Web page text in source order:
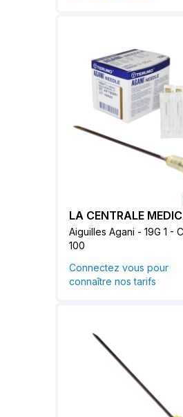
LA CENTRALE
Aiguilles Agani - 19G 1 -
100
Connectez vous pour
connaître nos tarifs